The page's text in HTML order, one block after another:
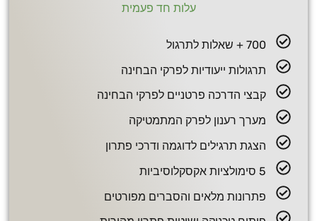
עלות חד פעמית
700 + שאלות לתרגול
תרגולות ייעודיות לפרקי הבחינה
קבצי הדרכה פרטניים לפרקי הבחינה
מערך רענון לפרק המתמטיקה
הצגת תרגילים לדוגמה ודרכי פתרון
5 סימולציות אקסקלוסיביות
פתרונות מלאים והסברים מפורטים